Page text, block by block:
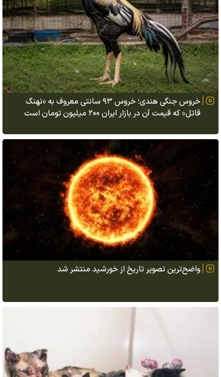
خروس جنگی هندی؛ خروس ۹۳ سانتی معروف به «نهنگ
قاتل» که قیمت آن در بازار ایران ۲۰۰ میلیون تومان است
واضح‌ترین تصویر تاریخ از خورشید منتشر شد